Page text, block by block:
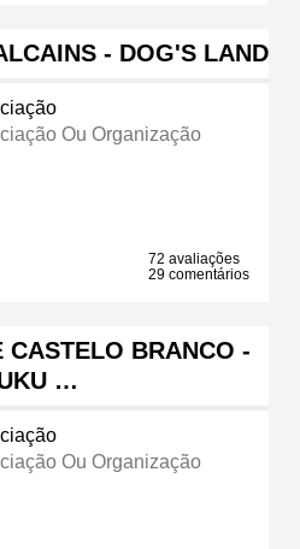
- DOG'S LAND
Ou Organização
72 avaliações
29 comentários
CASTELO BRANCO -
…
Ou Organização